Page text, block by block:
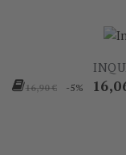
Prezzo
16,90 € -5%